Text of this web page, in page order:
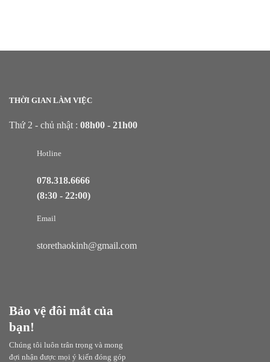
Bảo vệ đôi mắt của
bạn!
Chúng tôi luôn trân trọng và mong
đợi nhận được mọi ý kiến đóng góp
THỜI GIAN LÀM VIỆC
Thứ 2 - chủ nhật : 08h00 - 21h00
Hotline
078.318.6666
(8:30 - 22:00)
Email
storethaokinh@gmail.com